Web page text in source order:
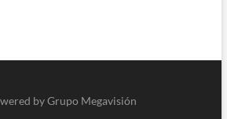
by Grupo Megavisión